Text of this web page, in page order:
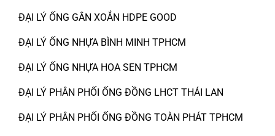
ĐẠI LÝ ỐNG GÂN XOẮN HDPE GOOD
ĐẠI LÝ ỐNG NHỰA BÌNH MINH TPHCM
ĐẠI LÝ ỐNG NHỰA HOA SEN TPHCM
ĐẠI LÝ PHÂN PHỐI ỐNG ĐỒNG LHCT THÁI LAN
ĐẠI LÝ PHÂN PHỐI ỐNG ĐỒNG TOÀN PHÁT TPHCM